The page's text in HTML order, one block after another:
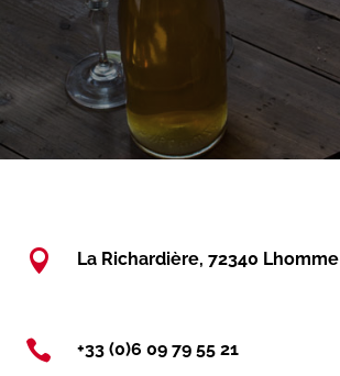
 La Richardière, 72340 Lhomme
 +33 (0)6 09 79 55 21